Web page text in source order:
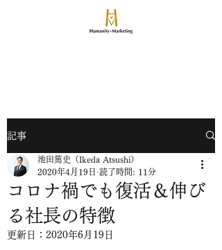
記事
コロナ禍でも復活＆伸び
る社長の特徴
池田篤史（Ikeda Atsushi）
2020年4月19日 読了時間: 11分
更新日： 2020年6月19日